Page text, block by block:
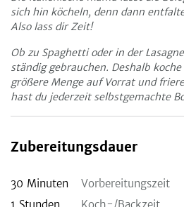
sich hin köcheln, denn dann
Also lass dir Zeit!
Ob zu Spaghetti oder in der
ständig gebrauchen. Deshalb
größere Menge auf Vorrat und
hast du jederzeit selbstgemachte
Zubereitungsdauer
30 Minuten
Vorbereitungszeit